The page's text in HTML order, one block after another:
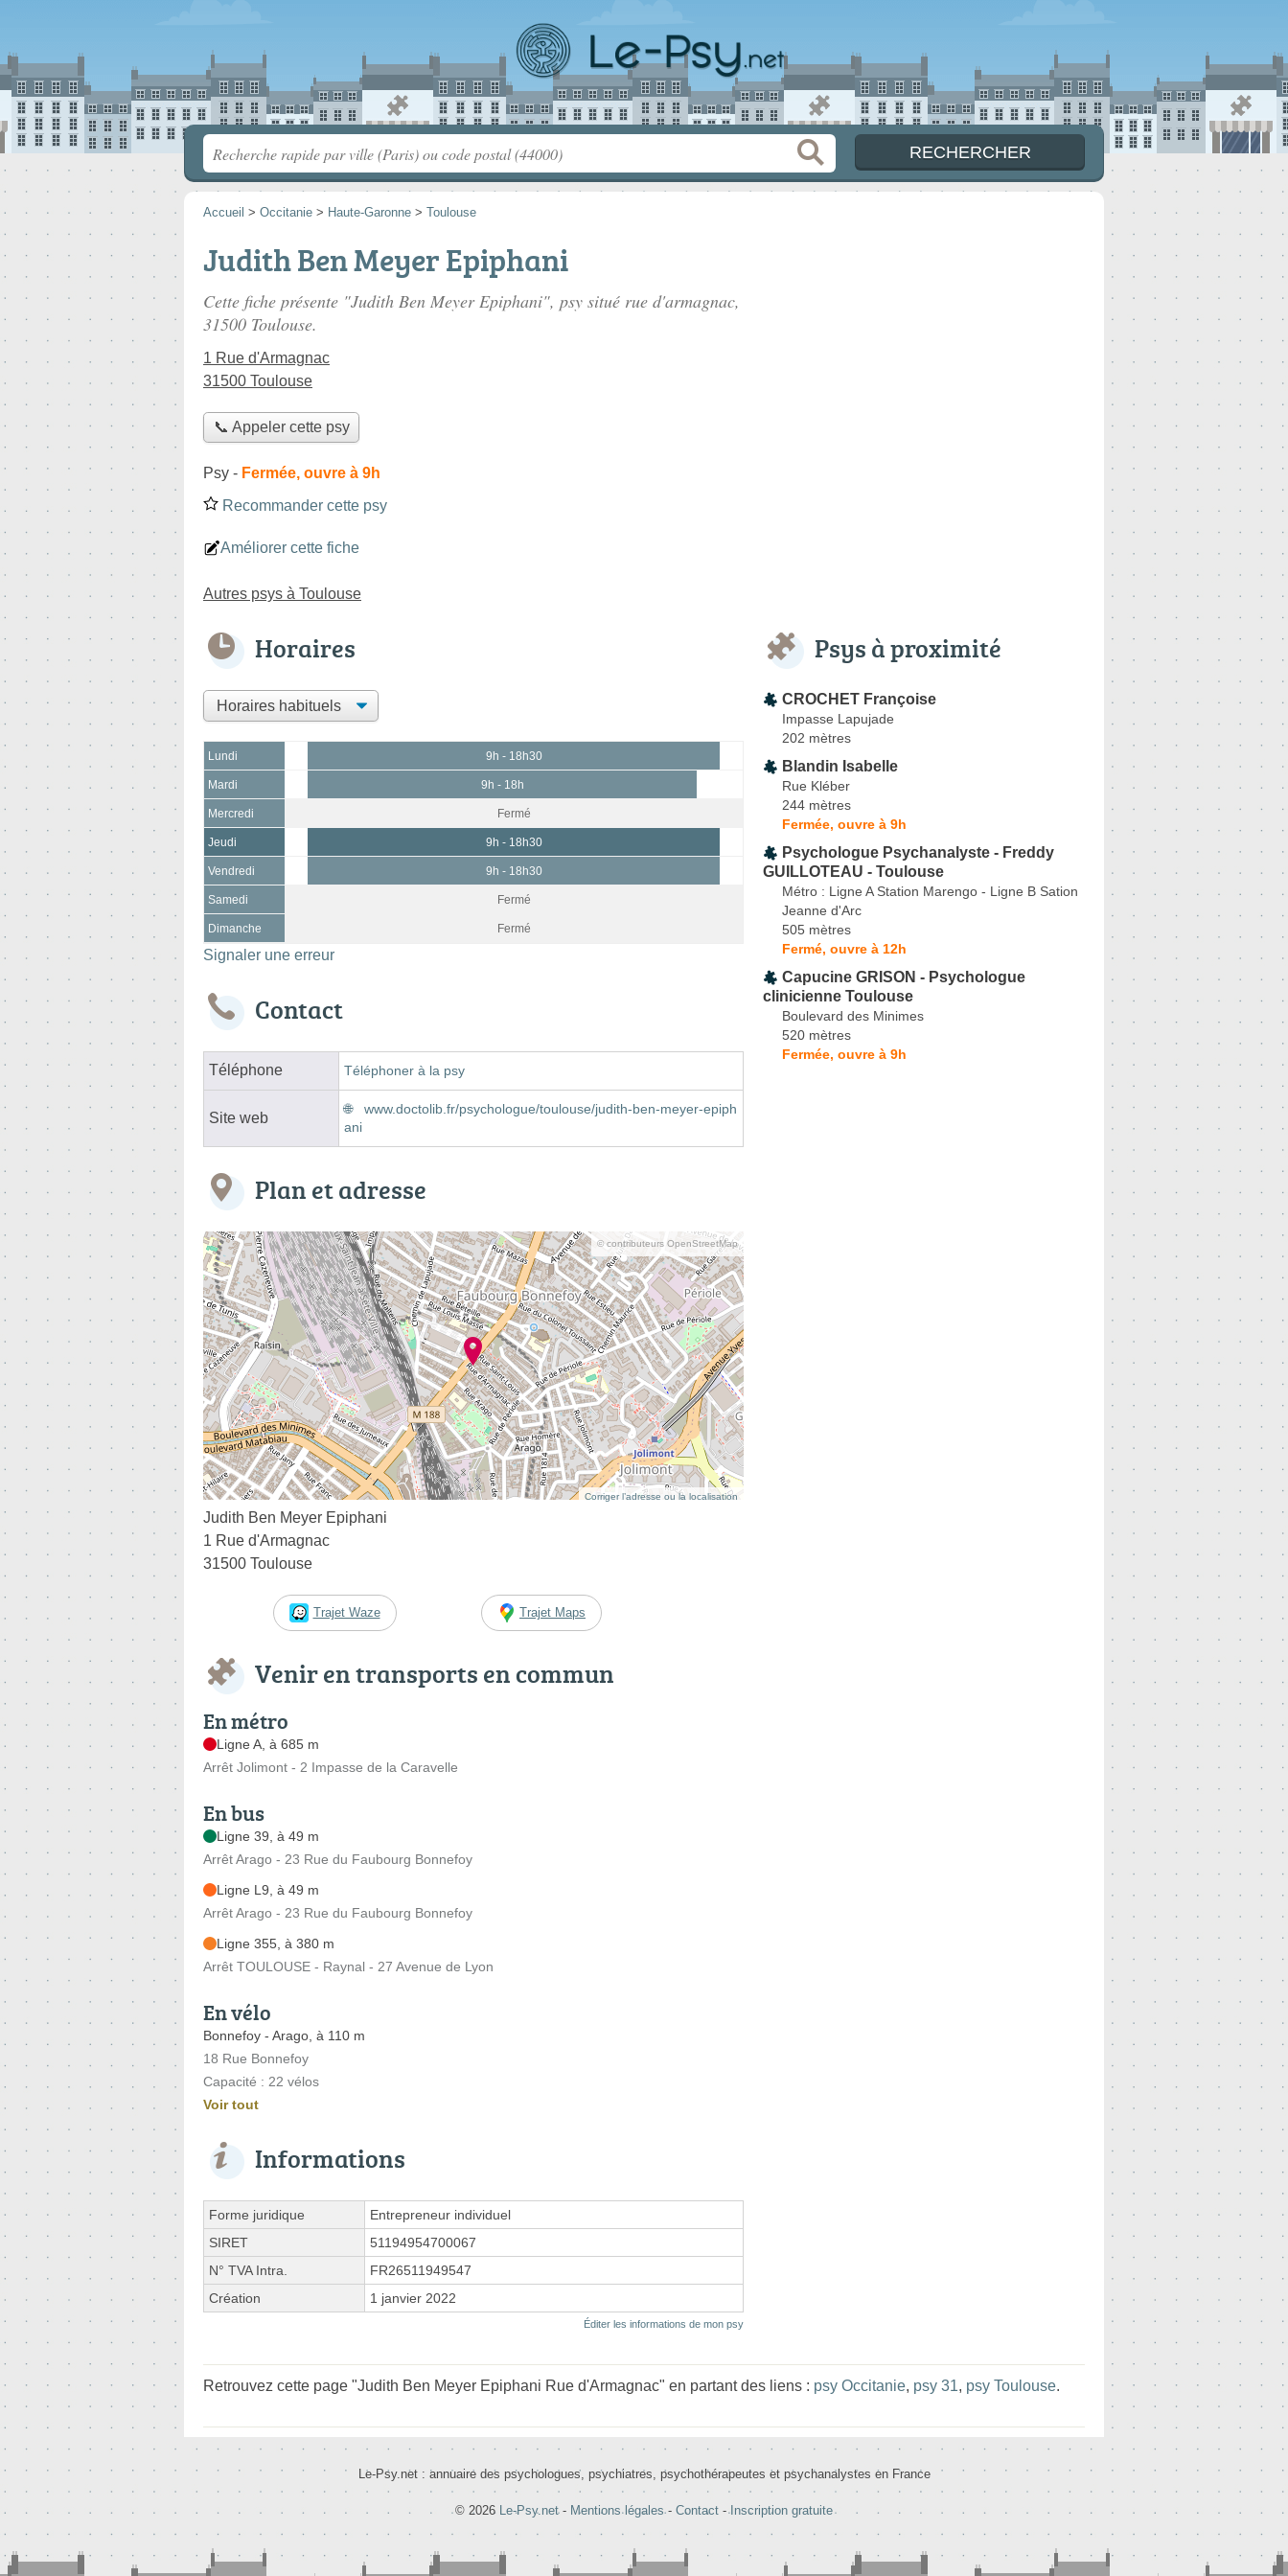
Accueil > Occitanie > Haute-Garonne > Toulouse
Judith Ben Meyer Epiphani
Cette fiche présente "Judith Ben Meyer Epiphani", psy situé rue d'armagnac,
31500 Toulouse.
1 Rue d'Armagnac
31500 Toulouse
📞 Appeler cette psy
Psy - Fermée, ouvre à 9h
Recommander cette psy
Améliorer cette fiche
Autres psys à Toulouse
Horaires
Lundi 9h - 18h30
Mardi 9h - 18h
Mercredi Fermé
Jeudi 9h - 18h30
Vendredi 9h - 18h30
Samedi Fermé
Dimanche Fermé
Signaler une erreur
Contact
Téléphone Téléphoner à la psy
Site web
www.doctolib.fr/psychologue/toulouse/judith-ben-meyer-epiph
ani
Plan et adresse
© contributeurs OpenStreetMap
Corriger l’adresse ou la localisation
Judith Ben Meyer Epiphani
1 Rue d'Armagnac
31500 Toulouse
Trajet Waze Trajet Maps
Venir en transports en commun
En métro
Ligne A, à 685 m
Arrêt Jolimont - 2 Impasse de la Caravelle
En bus
Ligne 39, à 49 m
Arrêt Arago - 23 Rue du Faubourg Bonnefoy
Ligne L9, à 49 m
Arrêt Arago - 23 Rue du Faubourg Bonnefoy
Ligne 355, à 380 m
Arrêt TOULOUSE - Raynal - 27 Avenue de Lyon
En vélo
Bonnefoy - Arago, à 110 m
18 Rue Bonnefoy
Capacité : 22 vélos
Voir tout
Informations
Forme juridique
Entrepreneur individuel
SIRET
51194954700067
N° TVA Intra.
FR26511949547
Création
1 janvier 2022
Éditer les informations de mon psy
Psys à proximité
CROCHET Françoise
Impasse Lapujade
202 mètres
Blandin Isabelle
Rue Kléber
244 mètres
Fermée, ouvre à 9h
Psychologue Psychanalyste - Freddy
GUILLOTEAU - Toulouse
Métro : Ligne A Station Marengo - Ligne B Sation
Jeanne d'Arc
505 mètres
Fermé, ouvre à 12h
Capucine GRISON - Psychologue
clinicienne Toulouse
Boulevard des Minimes
520 mètres
Fermée, ouvre à 9h
Retrouvez cette page "Judith Ben Meyer Epiphani Rue d'Armagnac" en partant des liens : psy Occitanie, psy 31, psy Toulouse.
Le-Psy.net : annuaire des psychologues, psychiatres, psychothérapeutes et psychanalystes en France
© 2026 Le-Psy.net - Mentions légales- Contact - Inscription gratuite